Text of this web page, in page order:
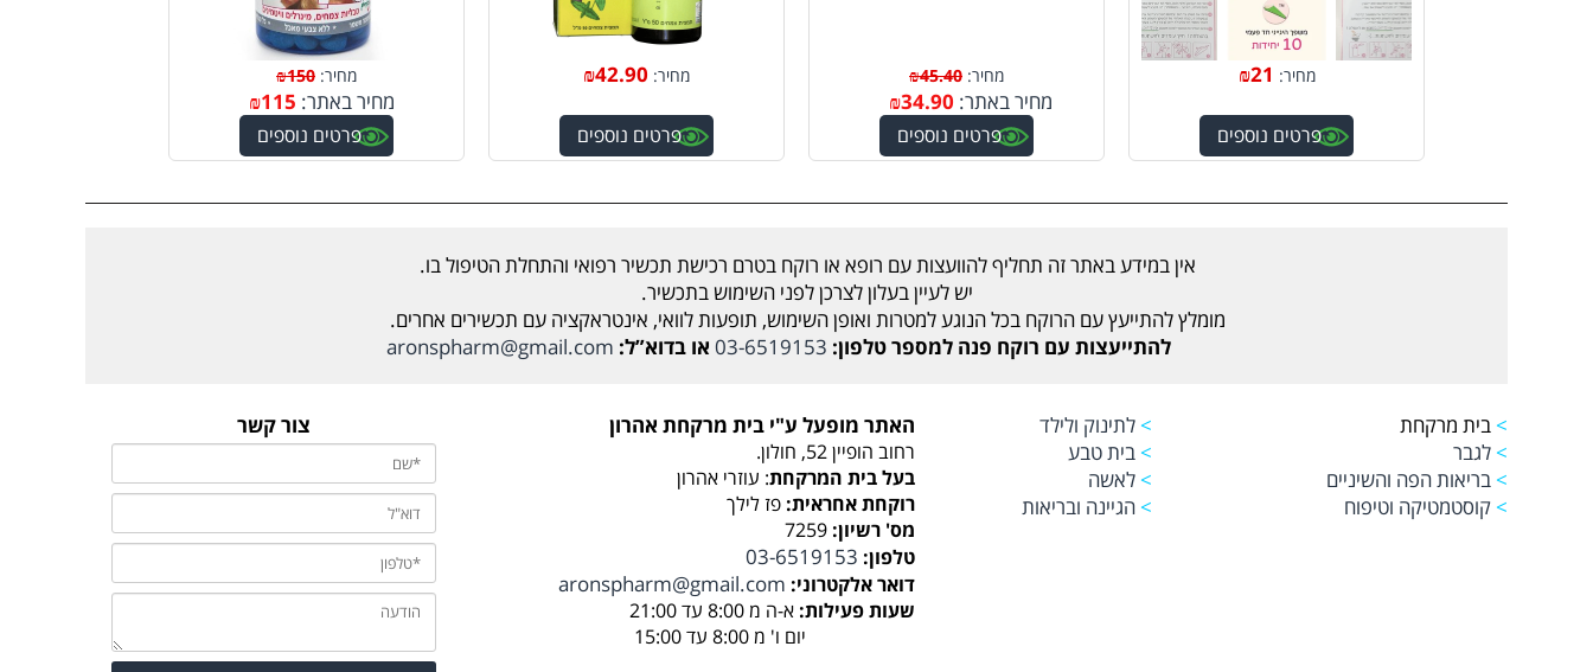
מחיר: ₪21
פרטים נוספים
מחיר: ₪45.40
מחיר באתר: ₪34.90
פרטים נוספים
מחיר: ₪42.90
פרטים נוספים
מחיר: ₪150
מחיר באתר: ₪115
פרטים נוספים
אין במידע באתר זה תחליף להוועצות עם רופא או רוקח בטרם רכישת תכשיר רפואי והתחלת הטיפול בו.
יש לעיין בעלון לצרכן לפני השימוש בתכשיר.
מומלץ להתייעץ עם הרוקח בכל הנוגע למטרות ואופן השימוש, תופעות לוואי, אינטראקציה עם תכשירים אחרים.
להתייעצות עם רוקח פנה למספר טלפון: 03-6519153 או בדוא”ל: aronspharm@gmail.com
> בית מרקחת
> לגבר
> בריאות הפה והשיניים
> קוסטמטיקה וטיפוח
> לתינוק ולילד
> בית טבע
> לאשה
> הגיינה ובריאות
האתר מופעל ע"י בית מרקחת אהרון
רחוב הופיין 52, חולון.
בעל בית המרקחת: עוזרי אהרון
רוקחת אחראית: פז לילך
מס' רשיון: 7259
טלפון: 03-6519153
דואר אלקטרוני: aronspharm@gmail.com
שעות פעילות: א-ה מ 8:00 עד 21:00
יום ו' מ 8:00 עד 15:00
צור קשר